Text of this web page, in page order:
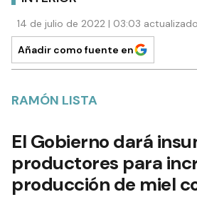
14 de julio de 2022 | 03:03
Añadir como fuente en
RAMÓN LISTA
El Gobierno dará
productores para
producción de miel